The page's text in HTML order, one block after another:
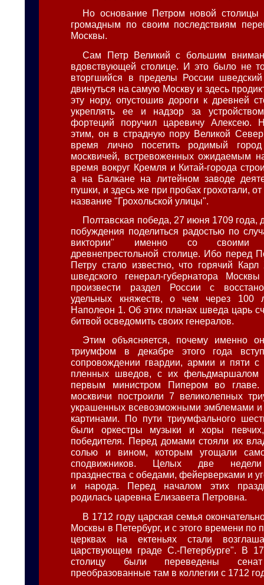
Но основание Петром новой столицы
громадным по своим последствиям
Москвы.
Сам Петр Великий с большим
вдовствующей столице. И это было не
вторгшийся в пределы России
двинуться на самую Москву и здесь
эту нору, опустошив дороги к древней
укреплять ее и надзор за устройством
фортеций поручил царевичу Алексею.
этим, он в страдную пору Великой
время лично посетить родимый
москвичей, встревоженных ожидаемым
время вокруг Кремля и Китай-города
а на Балкане на литейном заводе
пушки, и здесь же при пробах грохотали,
название "Грохольской улицы".
Полтавская победа, 27 июня 1709 года,
побуждения поделиться радостью по
виктории" именно со своими
древнепрестольной столице. Ибо перед
Петру стало известно, что горячий
шведского генерал-губернатора
произвести раздел России с
удельных княжеств, о чем через 100
Наполеон 1. Об этих планах шведа царь
битвой осведомить своих генералов.
Этим объясняется, почему именно
триумфом в декабре этого года
сопровождении гвардии, армии и пяти с
пленных шведов, с их
первым министром Пипером во
москвичи построили 7 великолепных
украшенных всевозможными эмблемами и
картинами. По пути триумфального
были оркестры музыки и хоры
победителя. Перед домами стояли их
солью и вином, которым угощали
сподвижников. Целых две недели
празднества с обедами, фейерверками и
и народа. Перед началом этих
родилась царевна Елизавета Петровна.
В 1712 году царская семья
Москвы в Петербург, и с этого времени по
церквах на ектеньях стали
царствующем граде С.-Петербурге". В
столицу были переведены
преобразованные там в коллегии с 1712